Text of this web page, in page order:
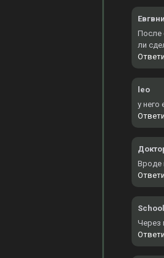
После
ли
leo
у него
Вроде
Через